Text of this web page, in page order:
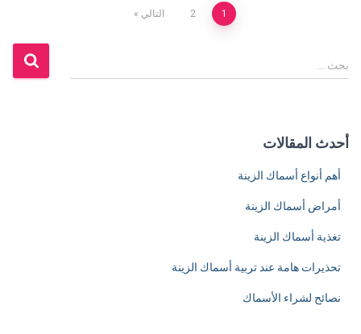
1
2 التالي
ل
ع
بحث …
أحدث المقالات
أهم أنواع أسماك الزينة
أمراض أسماك الزينة
تغذية أسماك الزينة
تحذيرات هامة عند تربية أسماك الزينة
نصائح لشراء الأسماك